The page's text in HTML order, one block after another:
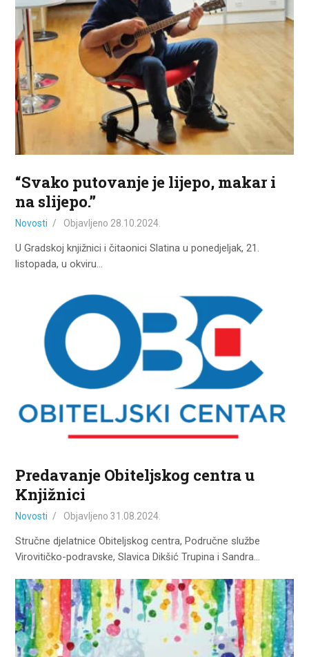
“Svako putovanje je lijepo, makar i
na slijepo.”
Novosti Objavljeno 28.10.2024.
U Gradskoj knjižnici i čitaonici Slatina u ponedjeljak, 21.
listopada, u okviru…
Predavanje Obiteljskog centra u
Knjižnici
Novosti Objavljeno31.08.2024.
Stručne djelatnice Obiteljskog centra, Područne službe
Virovitičko-podravske, Slavica Dikšić Trupina i Sandra…